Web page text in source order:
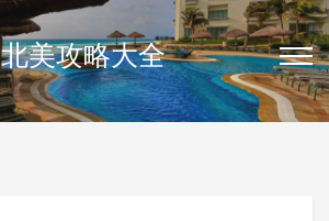
北美攻略大全